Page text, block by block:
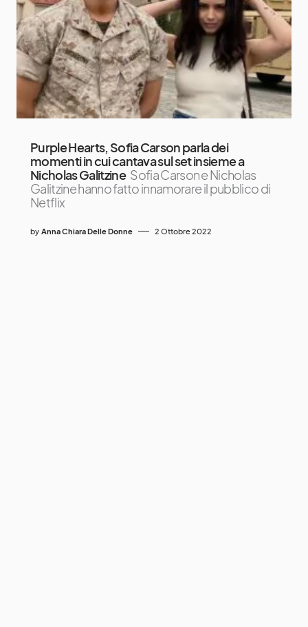
Purple Hearts, Sofia Carson parla dei
momenti in cui cantava sul set insieme a
Nicholas Galitzine Sofia Carson e Nicholas
Galitzine hanno fatto innamorare il pubblico di
Netflix
by Anna Chiara Delle Donne 2 Ottobre 2022